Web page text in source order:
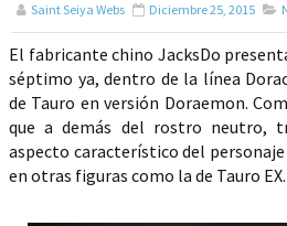
Saint Seiya Webs Diciembre 25, 2015
El fabricante chino JacksDo
séptimo ya, dentro de la línea
de Tauro en versión Doraemon.
que a demás del rostro neutro,
aspecto característico del
en otras figuras como la de Tauro EX.